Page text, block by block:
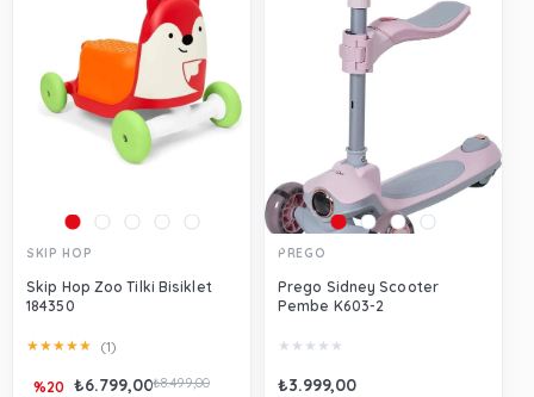
SKIP HOP
Skip Hop Zoo Tilki Bisiklet
184350
★★★★★ (1)
₺6.799,00₺8.499,00
%20
PREGO
Prego Sidney Scooter
Pembe K603-2
★ ★ ★ ★ ★
₺3.999,00